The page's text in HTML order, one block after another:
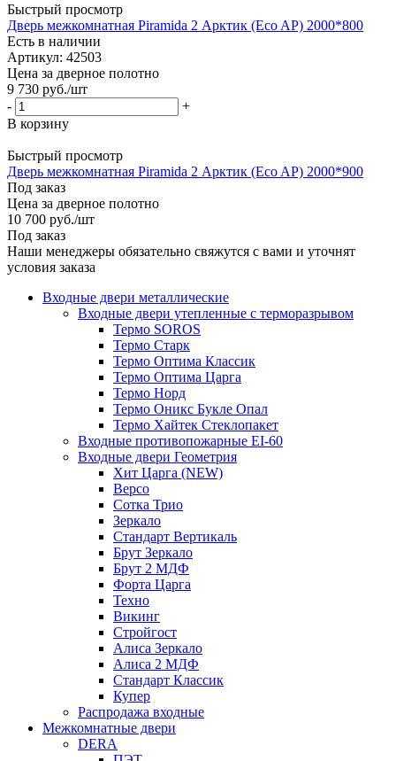
Быстрый просмотр
Дверь межкомнатная Piramida 2 Арктик (Eco AP) 2000*800
Есть в наличии
Артикул: 42503
Цена за дверное полотно
9 730 руб./шт
-
+
В корзину
Быстрый просмотр
Дверь межкомнатная Piramida 2 Арктик (Eco AP) 2000*900
Под заказ
Цена за дверное полотно
10 700 руб./шт
Под заказ
Наши менеджеры обязательно свяжутся с вами и уточнят
условия заказа
Входные двери металлические
Входные двери утепленные с терморазрывом
Термо SOROS
Термо Старк
Термо Оптима Классик
Термо Оптима Царга
Термо Норд
Термо Оникс Букле Опал
Термо Хайтек Стеклопакет
Входные противопожарные EI-60
Входные двери Геометрия
Хит Царга (NEW)
Версо
Сотка Трио
Зеркало
Стандарт Вертикаль
Брут Зеркало
Брут 2 МДФ
Форта Царга
Техно
Викинг
Стройгост
Алиса Зеркало
Алиса 2 МДФ
Стандарт Классик
Купер
Распродажа входные
Межкомнатные двери
DERA